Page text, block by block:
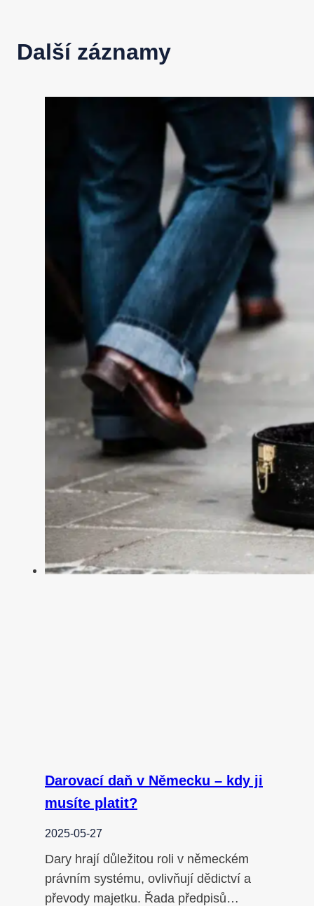
Další záznamy
Darovací daň v Německu – kdy ji
musíte platit?
2025-05-27
Dary hrají důležitou roli v německém
právním systému, ovlivňují dědictví a
převody majetku. Řada předpisů…